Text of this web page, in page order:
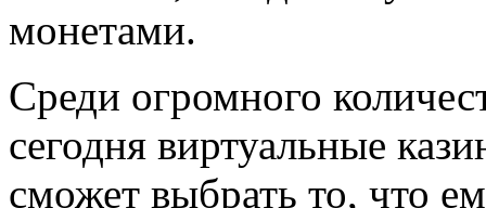
монетами.
Среди огромного
сегодня виртуальные
сможет выбрать то, что